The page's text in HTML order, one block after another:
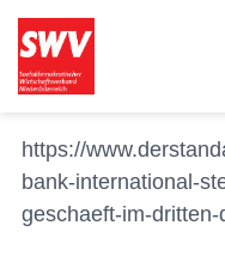
https://
bank-international-
geschaeft-im-